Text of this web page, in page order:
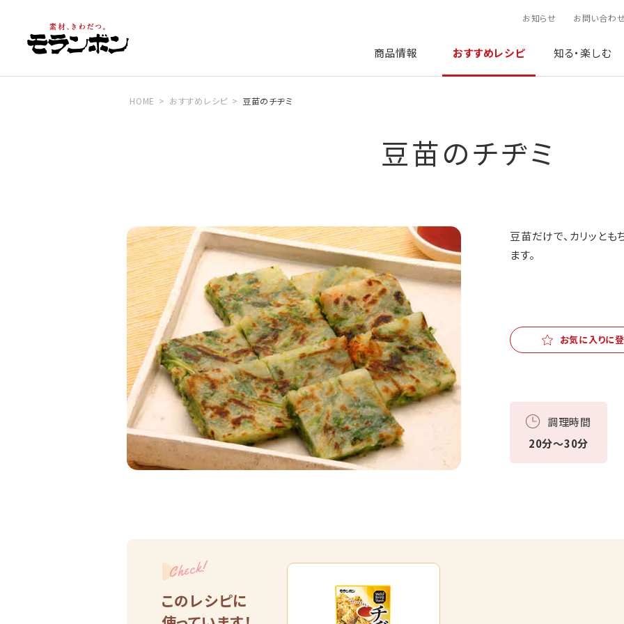
お知らせ お問い合わ
商品情報 おすすめレシピ 知る・楽しむ
HOME おすすめレシピ 豆苗のチヂミ
豆苗のチヂミ
豆苗だけで、カリッと
ます。
お気に入りに
調理時間
20分～30分
Check!
このレシピに